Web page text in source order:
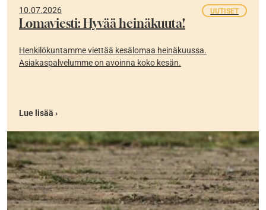
10.07.2026 UUTISET
Lomaviesti: Hyvää heinäkuuta!
Henkilökuntamme viettää kesälomaa heinäkuussa.
Asiakaspalvelumme on avoinna koko kesän.
Lue lisää ›